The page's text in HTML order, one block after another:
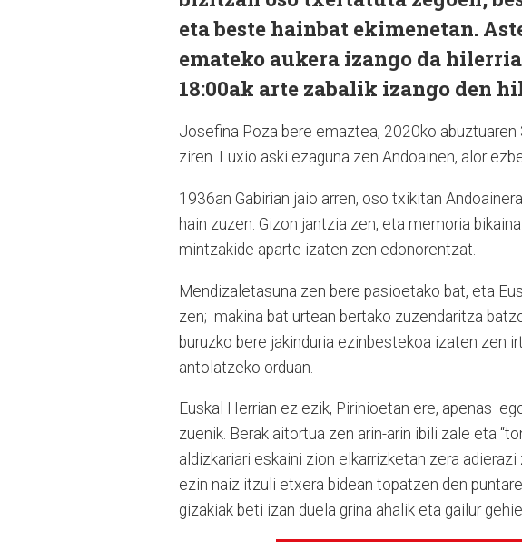
eta beste hainbat ekimenetan.
emateko aukera izango da
18:00ak arte zabalik izango den
Josefina Poza bere emaztea, 2020ko
ziren. Luxio aski ezaguna zen Andoainen, alor
1936an Gabirian jaio arren, oso txikitan
hain zuzen. Gizon jantzia zen, eta memoria
mintzakide aparte izaten zen edonorentzat.
Mendizaletasuna zen bere pasioetako bat, eta
zen; makina bat urtean bertako zuzendaritza
buruzko bere jakinduria ezinbestekoa izaten zen
antolatzeko orduan.
Euskal Herrian ez ezik, Pirinioetan ere, apenas
zuenik. Berak aitortua zen arin-arin ibili zale eta
aldizkariari eskaini zion elkarrizketan zera
ezin naiz itzuli etxera bidean topatzen den
gizakiak beti izan duela grina ahalik eta gailur